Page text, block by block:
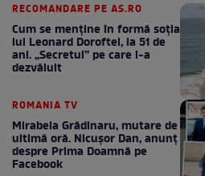
RECOMANDARE PE AS.RO
Cum se menţine în formă soţia
lui Leonard Doroftei, la 51 de
ani. „Secretul” pe care l-a
dezvăluit
ROMANIA TV
Mirabela Grădinaru, mutare de
ultimă oră. Nicuşor Dan, anunţ
despre Prima Doamnă pe
Facebook